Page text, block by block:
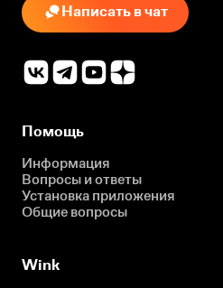
Написать в чат
Помощь
Информация
Вопросы и ответы
Установка приложения
Общие вопросы
Wink